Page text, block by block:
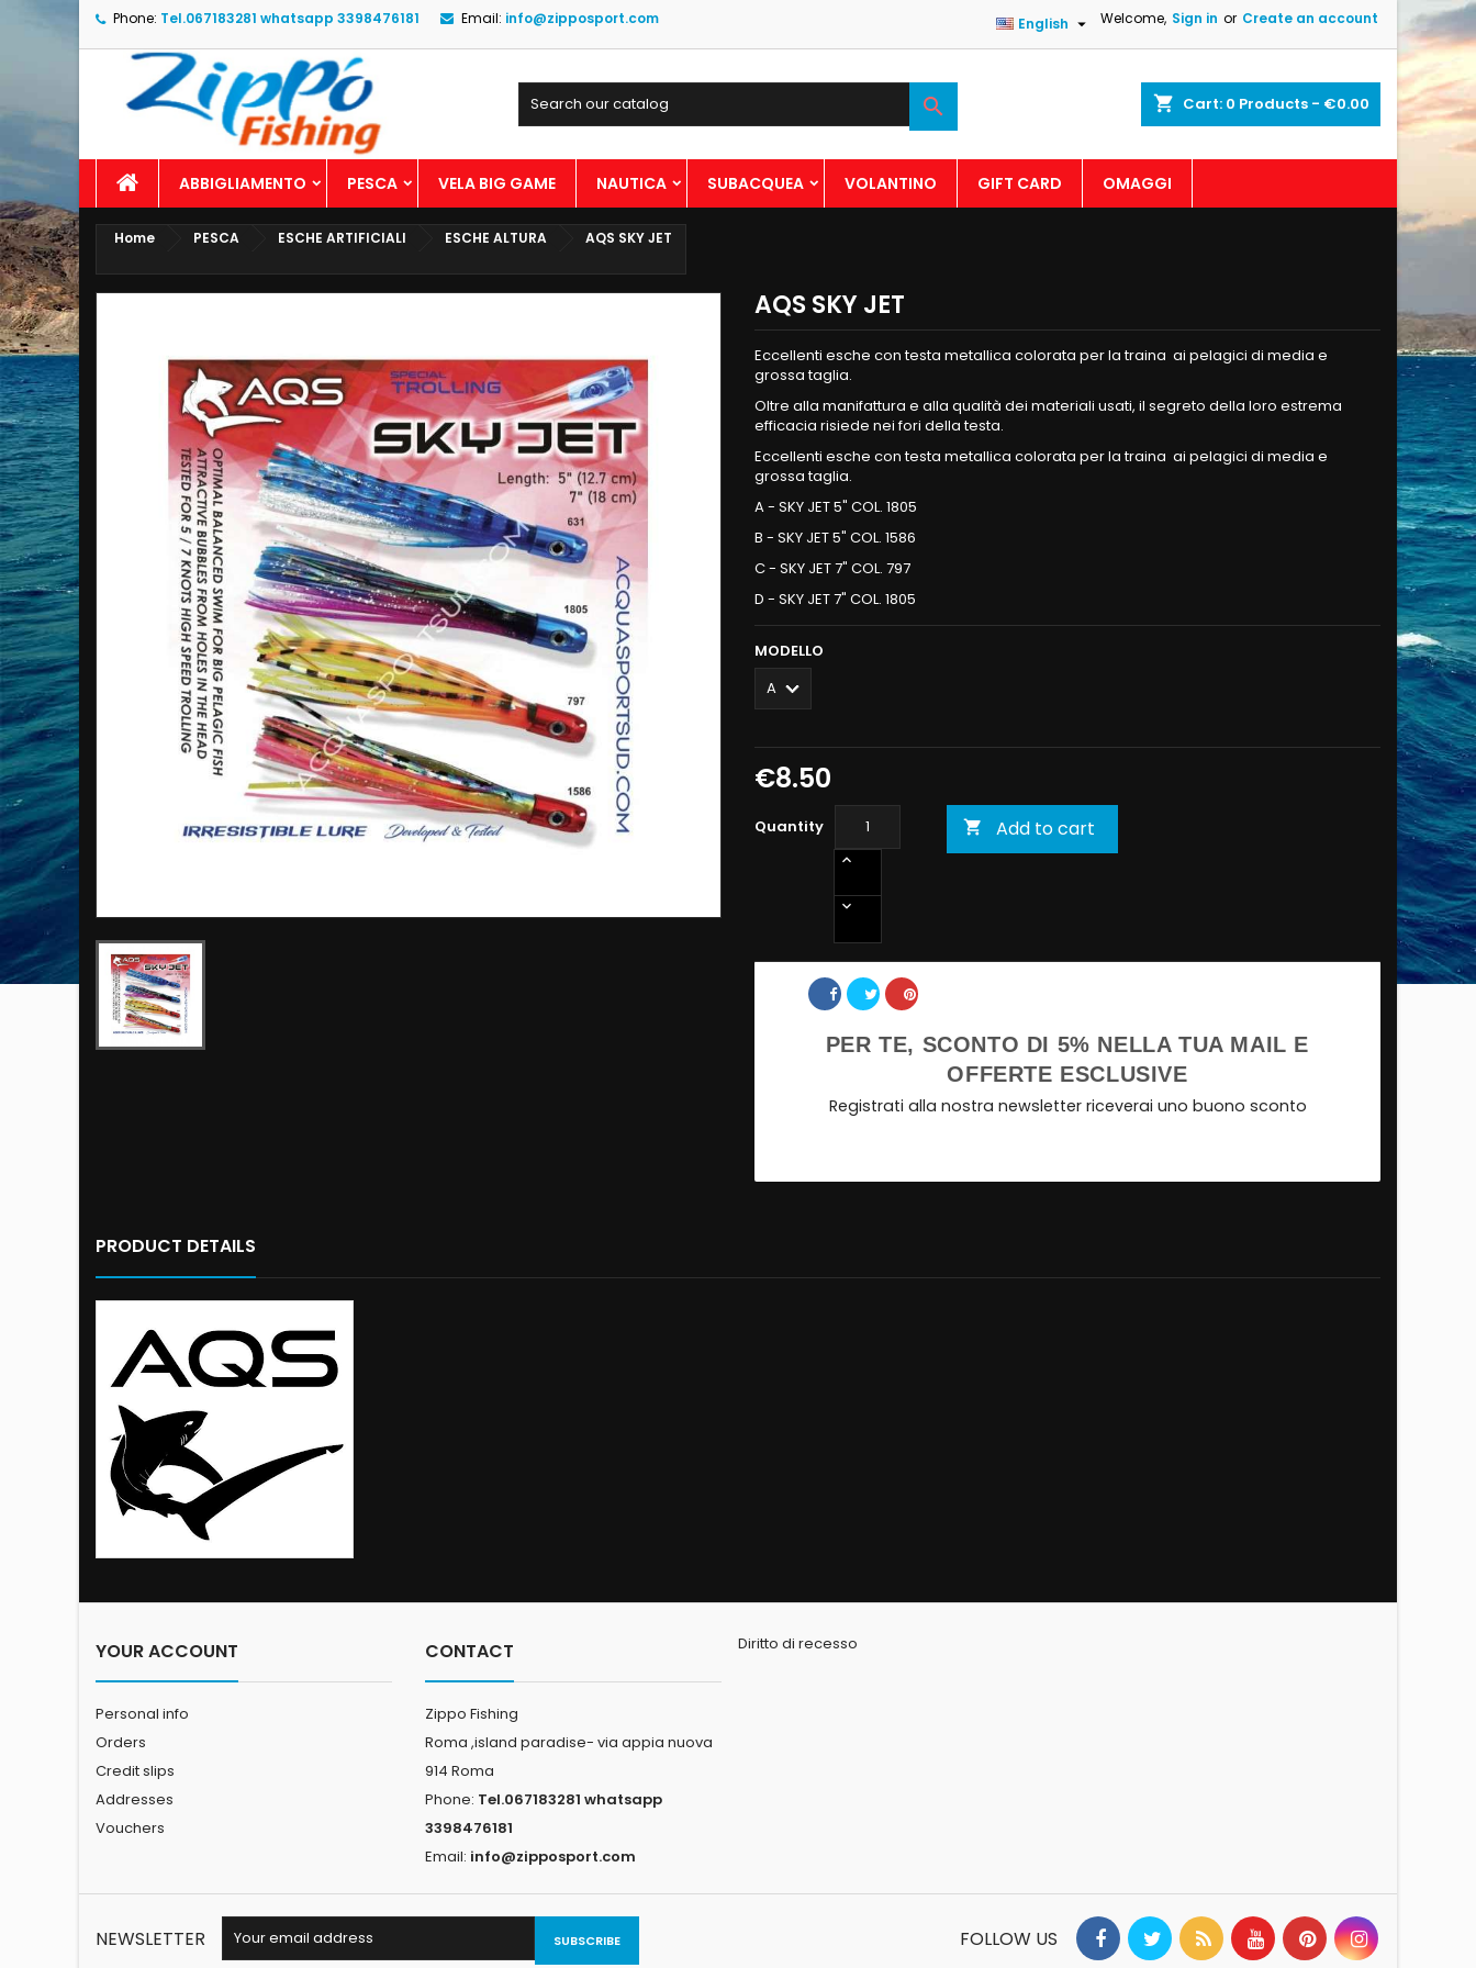
Phone: Tel.067183281 whatsapp 3398476181 Email: info@zipposport.com Welcome, Sign in or Create an account
English 
shopping_cart Cart: 0 Products - €0.00

ABBIGLIAMENTO PESCA VELA BIG GAME NAUTICA SUBACQUEA VOLANTINO GIFT CARD OMAGGI
Home PESCA ESCHE ARTIFICIALI ESCHE ALTURA AQS SKY JET
AQS SKY JET
Eccellenti esche con testa metallica colorata per la traina ai pelagici di media e
grossa taglia.
Oltre alla manifattura e alla qualità dei materiali usati, il segreto della loro estrema
efficacia risiede nei fori della testa.
Eccellenti esche con testa metallica colorata per la traina ai pelagici di media e
grossa taglia.
A - SKY JET 5" COL. 1805
B - SKY JET 5" COL. 1586
C - SKY JET 7" COL. 797
D - SKY JET 7" COL. 1805
MODELLO
€8.50
Quantity  Add to cart
PER TE, SCONTO DI 5% NELLA TUA MAIL E
OFFERTE ESCLUSIVE
Registrati alla nostra newsletter riceverai uno buono sconto
PRODUCT DETAILS
YOUR ACCOUNT
Personal info
Orders
Credit slips
Addresses
Vouchers
CONTACT
Zippo Fishing
Roma ,island paradise- via appia nuova
914 Roma
Phone: Tel.067183281 whatsapp
3398476181
Email: info@zipposport.com
Diritto di recesso
NEWSLETTER FOLLOW US